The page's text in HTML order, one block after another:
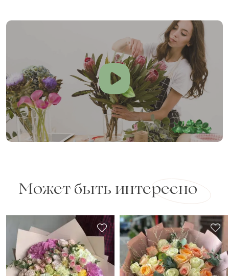
Может быть интересно